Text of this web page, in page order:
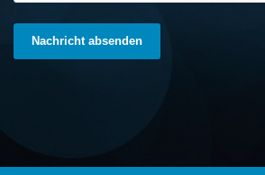
Nachricht absenden